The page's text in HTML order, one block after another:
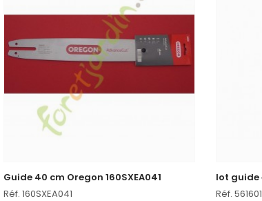
Guide 40 cm Oregon 160SXEA041
Réf. 160SXEA041
Réf. 561601